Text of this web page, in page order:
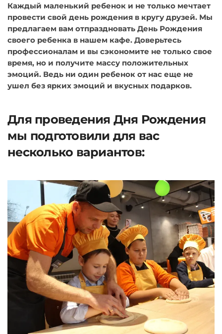
Каждый маленький ребенок и не только мечтает
провести свой день рождения в кругу друзей. Мы
предлагаем вам отпраздновать День Рождения
своего ребенка в нашем кафе. Доверьтесь
профессионалам и вы сэкономите не только свое
время, но и получите массу положительных
эмоций. Ведь ни один ребенок от нас еще не
ушел без ярких эмоций и вкусных подарков.
Для проведения Дня Рождения
мы подготовили для вас
несколько вариантов: